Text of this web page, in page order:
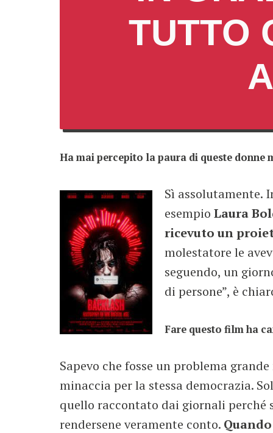
TUTTO
Ha mai percepito la paura di queste donne
Sì assolutamente.
esempio Laura
ricevuto un
molestatore le
seguendo, un
di persone”, è
Fare questo film ha
Sapevo che fosse un problema
minaccia per la stessa democrazia.
quello raccontato dai giornali perché
rendersene veramente conto.